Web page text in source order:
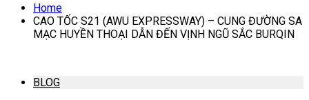
Home
CAO TỐC S21 (AWU EXPRESSWAY) – CUNG ĐƯỜNG SA
MẠC HUYỀN THOẠI DẪN ĐẾN VỊNH NGŨ SẮC BURQIN
BLOG